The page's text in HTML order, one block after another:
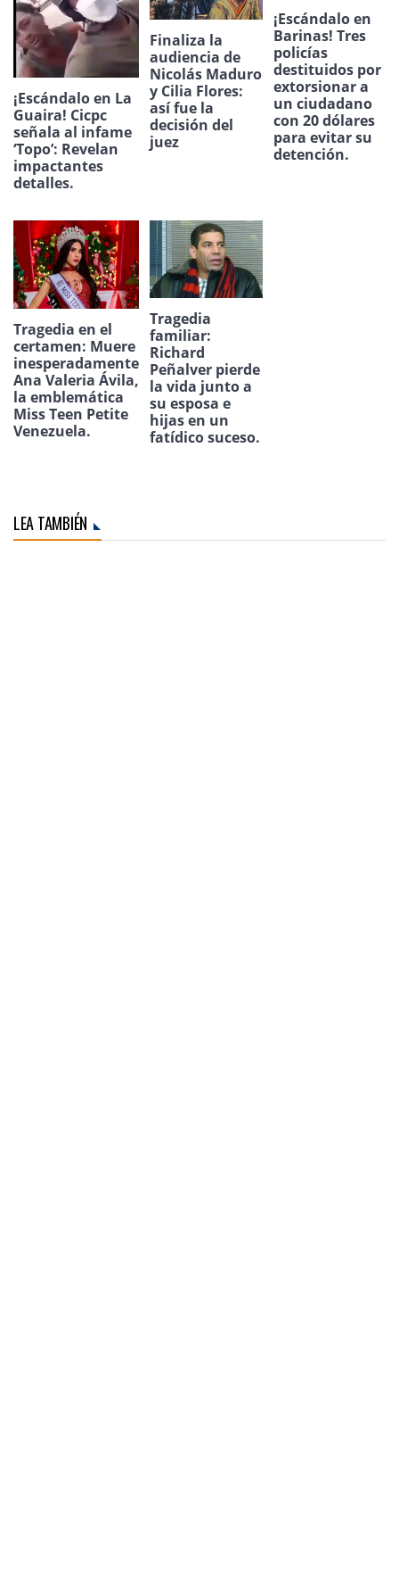
¡Escándalo en La
Guaira! Cicpc
señala al infame
‘Topo’: Revelan
impactantes
detalles.
Finaliza la
audiencia de
Nicolás Maduro
y Cilia Flores:
así fue la
decisión del
juez
¡Escándalo en
Barinas! Tres
policías
destituidos por
extorsionar a
un ciudadano
con 20 dólares
para evitar su
detención.
Tragedia en el
certamen: Muere
inesperadamente
Ana Valeria Ávila,
la emblemática
Miss Teen Petite
Venezuela.
Tragedia
familiar:
Richard
Peñalver pierde
la vida junto a
su esposa e
hijas en un
fatídico suceso.
LEA TAMBIÉN